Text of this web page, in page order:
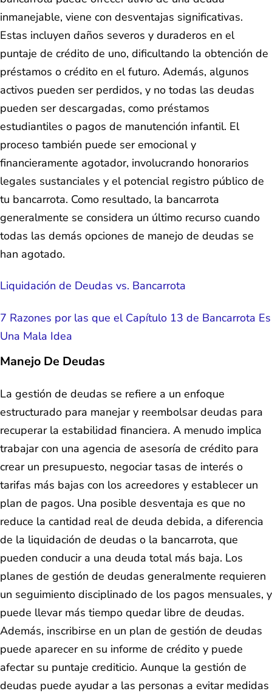
inmanejable, viene con desventajas significativas.
Estas incluyen daños severos y duraderos en el
puntaje de crédito de uno, dificultando la obtención de
préstamos o crédito en el futuro. Además, algunos
activos pueden ser perdidos, y no todas las deudas
pueden ser descargadas, como préstamos
estudiantiles o pagos de manutención infantil. El
proceso también puede ser emocional y
financieramente agotador, involucrando honorarios
legales sustanciales y el potencial registro público de
tu bancarrota. Como resultado, la bancarrota
generalmente se considera un último recurso cuando
todas las demás opciones de manejo de deudas se
han agotado.
Liquidación de Deudas vs. Bancarrota
7 Razones por las que el Capítulo 13 de Bancarrota Es
Una Mala Idea
Manejo De Deudas
La gestión de deudas se refiere a un enfoque
estructurado para manejar y reembolsar deudas para
recuperar la estabilidad financiera. A menudo implica
trabajar con una agencia de asesoría de crédito para
crear un presupuesto, negociar tasas de interés o
tarifas más bajas con los acreedores y establecer un
plan de pagos. Una posible desventaja es que no
reduce la cantidad real de deuda debida, a diferencia
de la liquidación de deudas o la bancarrota, que
pueden conducir a una deuda total más baja. Los
planes de gestión de deudas generalmente requieren
un seguimiento disciplinado de los pagos mensuales, y
puede llevar más tiempo quedar libre de deudas.
Además, inscribirse en un plan de gestión de deudas
puede aparecer en su informe de crédito y puede
afectar su puntaje crediticio. Aunque la gestión de
deudas puede ayudar a las personas a evitar medidas